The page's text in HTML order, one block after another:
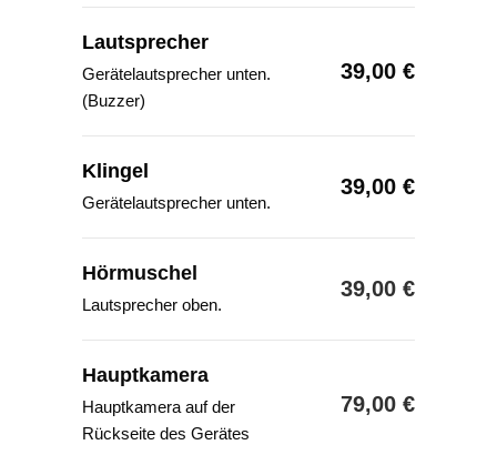
Lautsprecher
Gerätelautsprecher unten.
(Buzzer)
39,00 €
Klingel
Gerätelautsprecher unten.
39,00 €
Hörmuschel
Lautsprecher oben.
39,00 €
Hauptkamera
Hauptkamera auf der
Rückseite des Gerätes
79,00 €